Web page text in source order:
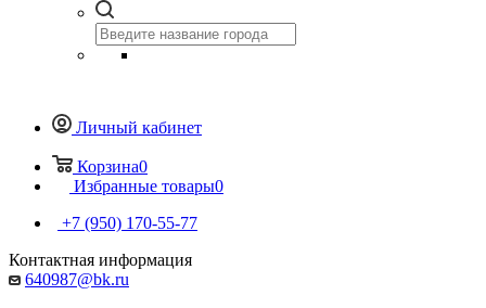
Личный кабинет
Корзина0
Избранные товары0
+7 (950) 170-55-77
Контактная информация
640987@bk.ru